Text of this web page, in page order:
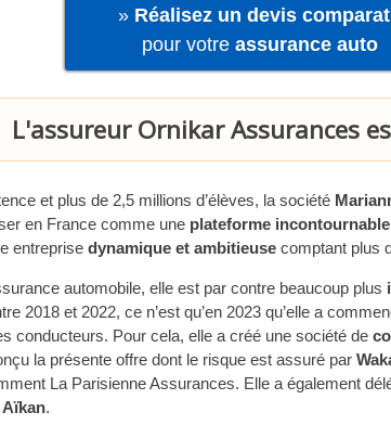
» Réalisez un devis
pour votre assurance auto
L'assureur Ornikar Assurances
et plus de 2,5 millions d’élèves, la société
en France comme une plateforme incontournable
entreprise dynamique et ambitieuse comptant plus
automobile, elle est par contre beaucoup plus
2018 et 2022, ce n’est qu’en 2023 qu’elle a
conducteurs. Pour cela, elle a créé une société de
la présente offre dont le risque est assuré par
La Parisienne Assurances. Elle a également
Aïkan.